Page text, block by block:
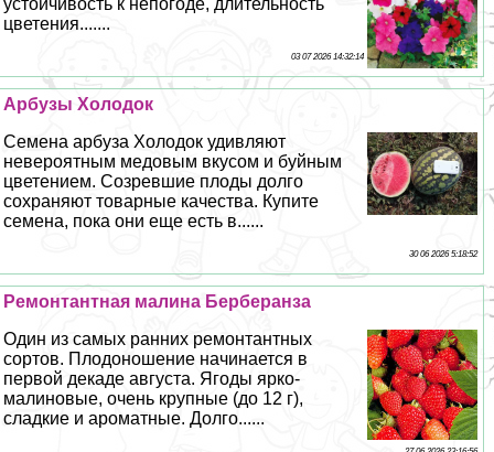
устойчивость к непогоде, длительность
цветения.......
03 07 2026 14:32:14
Арбузы Холодок
Семена арбуза Холодок удивляют
невероятным медовым вкусом и буйным
цветением. Созревшие плоды долго
сохраняют товарные качества. Купите
семена, пока они еще есть в......
30 06 2026 5:18:52
Ремонтантная малина Берберанза
Один из самых ранних ремонтантных
сортов. Плодоношение начинается в
первой декаде августа. Ягоды ярко-
малиновые, очень крупные (до 12 г),
сладкие и ароматные. Долго......